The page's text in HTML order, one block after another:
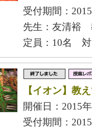
受付期間：
先生：友清裕
定員：10名 対
【イオン】教
開催日：2015
受付期間：